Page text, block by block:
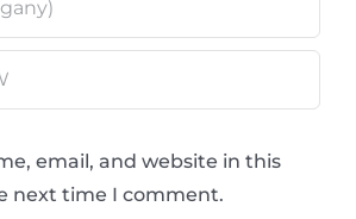
email, and website in this
next time I comment.